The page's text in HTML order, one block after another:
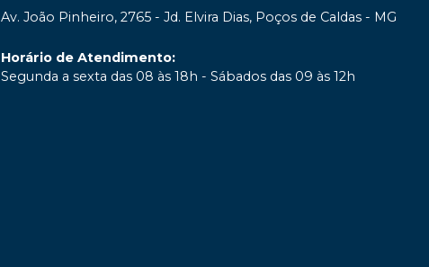
Av. João Pinheiro, 2765 - Jd. Elvira Dias, Poços de Caldas - MG
Horário de Atendimento:
Segunda a sexta das 08 às 18h - Sábados das 09 às 12h